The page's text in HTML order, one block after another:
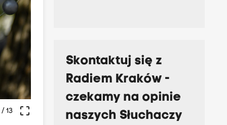
crop_free
/ 13
Skontaktuj się z
Radiem Kraków -
czekamy na opinie
naszych Słuchaczy